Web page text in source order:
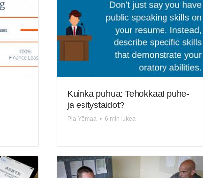
Kuinka puhua: Tehokkaat puhe-
ja esitystaidot?
Pia Yömaa • 6 min lukea